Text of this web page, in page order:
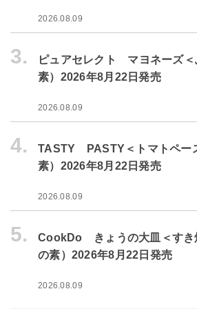
2026.08.09
3.
ピュアセレクト マヨネーズ＜
素）2026年8月22日発売
2026.08.09
4.
TASTY PASTY＜トマトペー
素）2026年8月22日発売
2026.08.09
5.
CookDo きょうの大皿＜すき
の素）2026年8月22日発売
2026.08.09